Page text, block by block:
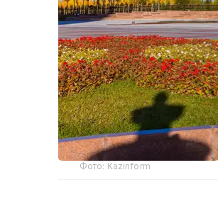
Фото: Kazinform